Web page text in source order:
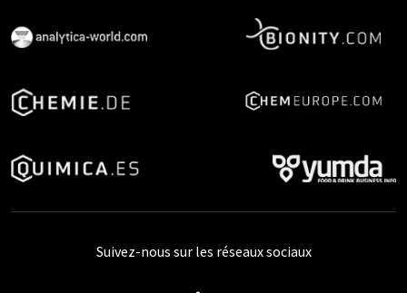
Suivez-nous sur les réseaux sociaux